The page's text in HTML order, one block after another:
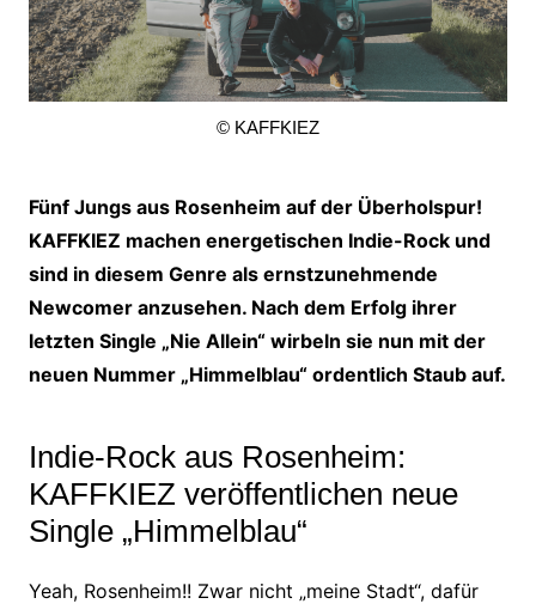
© KAFFKIEZ
Fünf Jungs aus Rosenheim auf der Überholspur!
KAFFKIEZ machen energetischen Indie-Rock und
sind in diesem Genre als ernstzunehmende
Newcomer anzusehen. Nach dem Erfolg ihrer
letzten Single „Nie Allein“ wirbeln sie nun mit der
neuen Nummer „Himmelblau“ ordentlich Staub auf.
Indie-Rock aus Rosenheim:
KAFFKIEZ veröffentlichen neue
Single „Himmelblau“
Yeah, Rosenheim!! Zwar nicht „meine Stadt“, dafür